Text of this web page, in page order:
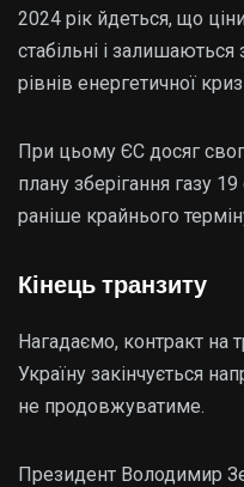
2024 рік йдеться, що
стабільні і
рівнів енергетичної
При цьому ЄС досяг
плану зберігання газу
раніше крайнього
Кінець транзиту
Нагадаємо, контракт на
Україну закінчується
не продовжуватиме.
Президент Володимир